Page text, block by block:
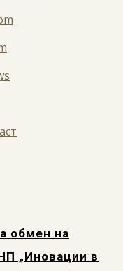
обмен на
„Иновации в